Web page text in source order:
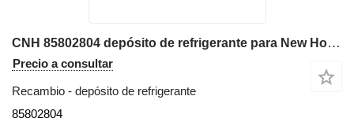
CNH 85802804 depósito de refrigerante para New Holland B115 retroexcavadora
Precio a consultar
Recambio - depósito de refrigerante
85802804